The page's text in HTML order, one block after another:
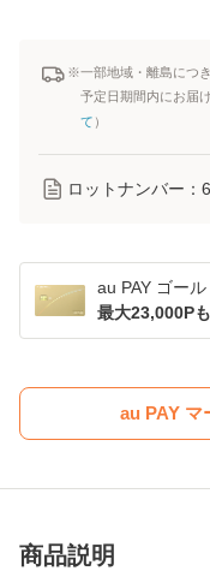
※一部地域・離島につ
予定日期間内にお届
て ）
ロットナンバー：
au PAY ゴー
最大23,000P
au PAY マ
商品説明